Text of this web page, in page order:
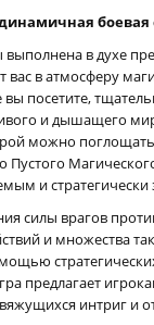
боевая
выполнена в духе
вас в атмосферу
посетите,
и дышащего
можно
и
силы врагов
и множества
предлагает
интриг и